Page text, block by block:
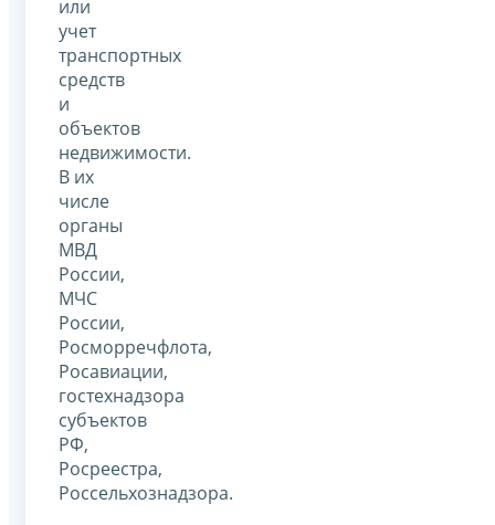
или
учет
транспортных
средств
и
объектов
недвижимости.
В их
числе
органы
МВД
России,
МЧС
России,
Росморречфлота,
Росавиации,
гостехнадзора
субъектов
РФ,
Росреестра,
Россельхознадзора.